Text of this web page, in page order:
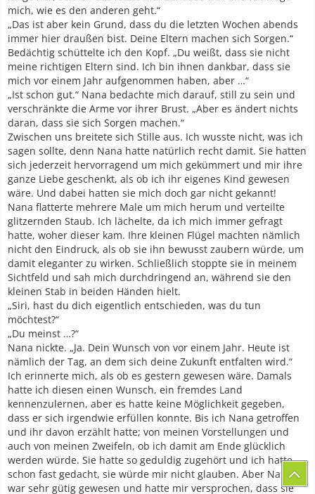
mich, wie es den anderen geht.“
„Das ist aber kein Grund, dass du die letzten Wochen abends
immer hier draußen bist. Deine Eltern machen sich Sorgen.“
Bedächtig schüttelte ich den Kopf. „Du weißt, dass sie nicht
meine richtigen Eltern sind. Ich bin ihnen dankbar, dass sie
mich vor einem Jahr aufgenommen haben, aber …“
„Ist schon gut.“ Nana bedachte mich darauf, still zu sein und
verschränkte die Arme vor ihrer Brust. „Aber es ändert nichts
daran, dass sie sich Sorgen machen.“
Zwischen uns breitete sich Stille aus. Ich wusste nicht, was ich
sagen sollte, denn Nana hatte natürlich recht damit. Sie hatten
sich jederzeit hervorragend um mich gekümmert und mir ihre
ganze Liebe geschenkt, als ob ich ihr eigenes Kind gewesen
wäre. Und dabei hatten sie mich doch gar nicht gekannt!
Nana flatterte mehrere Male um mich herum und verteilte
glitzernden Staub. Ich lächelte, da ich mich immer gefragt
hatte, woher dieser kam. Ihre kleinen Flügel machten nämlich
nicht den Eindruck, als ob sie ihn bewusst zaubern würde, um
damit eleganter zu wirken. Schließlich stoppte sie in meinem
Sichtfeld und sah mich durchdringend an, während sie den
kleinen Stab in beiden Händen hielt.
„Siri, hast du dich eigentlich entschieden, was du tun
möchtest?“
„Du meinst …?“
Nana nickte. „Ja. Dein Wunsch von vor einem Jahr. Heute ist
nämlich der Tag, an dem sich deine Zukunft entfalten wird.“
Ich erinnerte mich, als ob es gestern gewesen wäre. Damals
hatte ich diesen einen Wunsch, ein fremdes Land
kennenzulernen, aber es hatte keine Möglichkeit gegeben,
dass er sich irgendwie erfüllen konnte. Bis ich Nana getroffen
und ihr davon erzählt hatte; von meinen Vorstellungen und
auch von meinen Zweifeln, ob ich damit am Ende glücklich
werden würde. Sie hatte so geduldig zugehört und ich hatte
schon fast gedacht, sie würde mir nicht glauben. Aber Nana
war sehr gütig gewesen und hatte mir versprochen, dass sie